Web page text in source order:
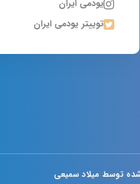
یودمی ایران
توییتر یودمی ایران
توسط میلاد سمیعی